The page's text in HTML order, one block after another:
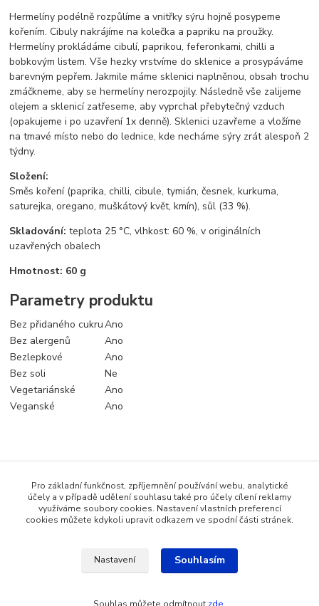
Hermelíny podélně rozpůlíme a vnitřky sýru hojně posypeme
kořením. Cibuly nakrájíme na kolečka a papriku na proužky.
Hermelíny prokládáme cibulí, paprikou, feferonkami, chilli a
bobkovým listem. Vše hezky vrstvíme do sklenice a prosypáváme
barevným pepřem. Jakmile máme sklenici naplněnou, obsah trochu
zmáčkneme, aby se hermelíny nerozpojily. Následně vše zalijeme
olejem a sklenicí zatřeseme, aby vyprchal přebytečný vzduch
(opakujeme i po uzavření 1x denně). Sklenici uzavřeme a vložíme
na tmavé místo nebo do lednice, kde necháme sýry zrát alespoň 2
týdny.
Složení:
Směs koření (paprika, chilli, cibule, tymián, česnek, kurkuma,
saturejka, oregano, muškátový květ, kmín), sůl (33 %).
Skladování:teplota 25 °C, vlhkost: 60 %, v originálních
uzavřených obalech
Hmotnost: 60 g
Parametry produktu
Bez přidaného cukruAno
Bez alergenů
Ano
Bezlepkové
Ano
Bez soli
Ne
Vegetariánské
Ano
Veganské
Ano
Koření a dochucovadla
Bezlepkové potraviny
Pro základní funkčnost, zpříjemnění používání webu, analytické
účely a v případě udělení souhlasu také pro účely cílení reklamy
využíváme soubory cookies. Nastavení vlastních preferencí
cookies můžete kdykoli upravit odkazem ve spodní části stránek.
Nastavení Souhlasím